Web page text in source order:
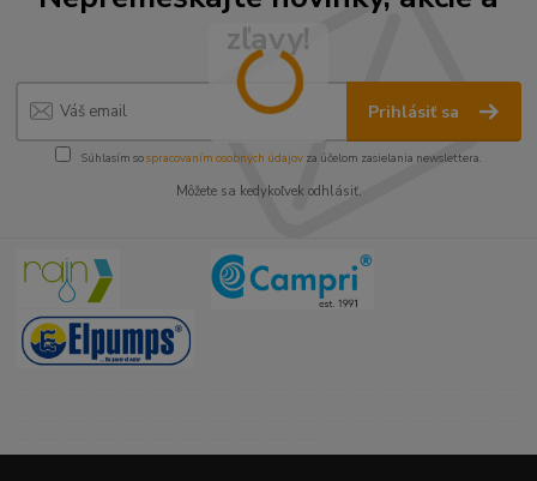
zľavy!
Prihlásiť sa
Súhlasím sospracovaním osobných údajov za účelom zasielania newslettera.
Môžete sa kedykoľvek odhlásiť.